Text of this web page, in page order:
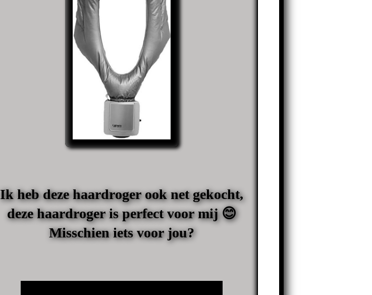
Ik heb deze haardroger ook net gekocht,
deze haardroger is perfect voor mij 😊
Misschien iets voor jou?